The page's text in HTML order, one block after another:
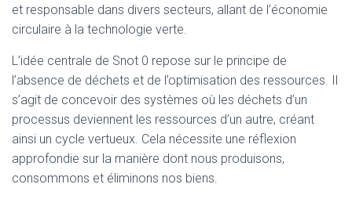
et responsable dans divers secteurs, allant de l’économie
circulaire à la technologie verte.
L’idée centrale de Snot 0 repose sur le principe de
l’absence de déchets et de l’optimisation des ressources. Il
s’agit de concevoir des systèmes où les déchets d’un
processus deviennent les ressources d’un autre, créant
ainsi un cycle vertueux. Cela nécessite une réflexion
approfondie sur la manière dont nous produisons,
consommons et éliminons nos biens.